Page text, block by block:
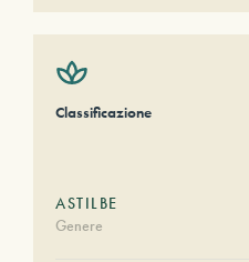
Classificazione
ASTILBE
Genere